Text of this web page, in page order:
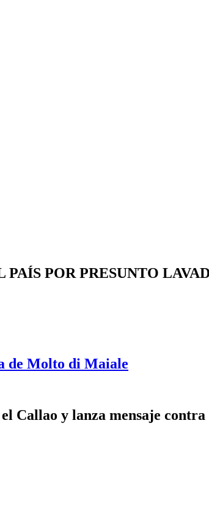
POR PRESUNTO
de Molto di Maiale
Callao y lanza mensaje